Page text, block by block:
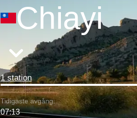
Chiayi
1 station
Tidigaste avgång:
07:13